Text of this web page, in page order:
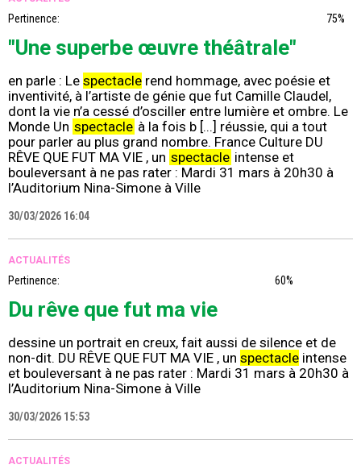
Pertinence: 75%
"Une superbe œuvre théâtrale"
en parle : Le spectacle rend hommage, avec poésie et
inventivité, à l’artiste de génie que fut Camille Claudel,
dont la vie n’a cessé d’osciller entre lumière et ombre. Le
Monde Un spectacle à la fois b [...] réussie, qui a tout
pour parler au plus grand nombre. France Culture DU
RÊVE QUE FUT MA VIE , un spectacle intense et
bouleversant à ne pas rater : Mardi 31 mars à 20h30 à
l’Auditorium Nina-Simone à Ville
30/03/2026 16:04
ACTUALITÉS
Pertinence: 60%
Du rêve que fut ma vie
dessine un portrait en creux, fait aussi de silence et de
non-dit. DU RÊVE QUE FUT MA VIE , un spectacle intense
et bouleversant à ne pas rater : Mardi 31 mars à 20h30 à
l’Auditorium Nina-Simone à Ville
30/03/2026 15:53
ACTUALITÉS